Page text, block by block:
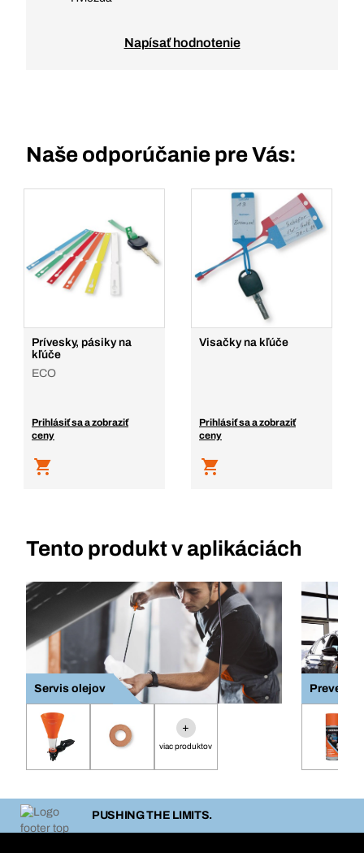
Napísať hodnotenie
Naše odporúčanie pre Vás:
Prívesky, pásiky na
kľúče
ECO
Prihlásiť sa a zobraziť
ceny
Visačky na kľúče
Prihlásiť sa a zobraziť
ceny
Tento produkt v aplikáciách
Servis olejov
+
viac produktov
PUSHING THE LIMITS.